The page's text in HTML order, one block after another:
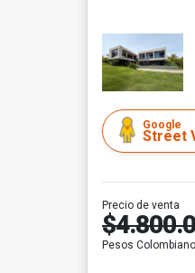
Google
Street
Precio de venta
Pesos